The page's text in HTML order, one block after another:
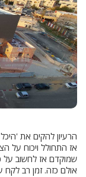
הרעיון להקים את
אז התחולל ויכוח על
שמוקדם אז לחשוב על
אולם כזה. זמן רב